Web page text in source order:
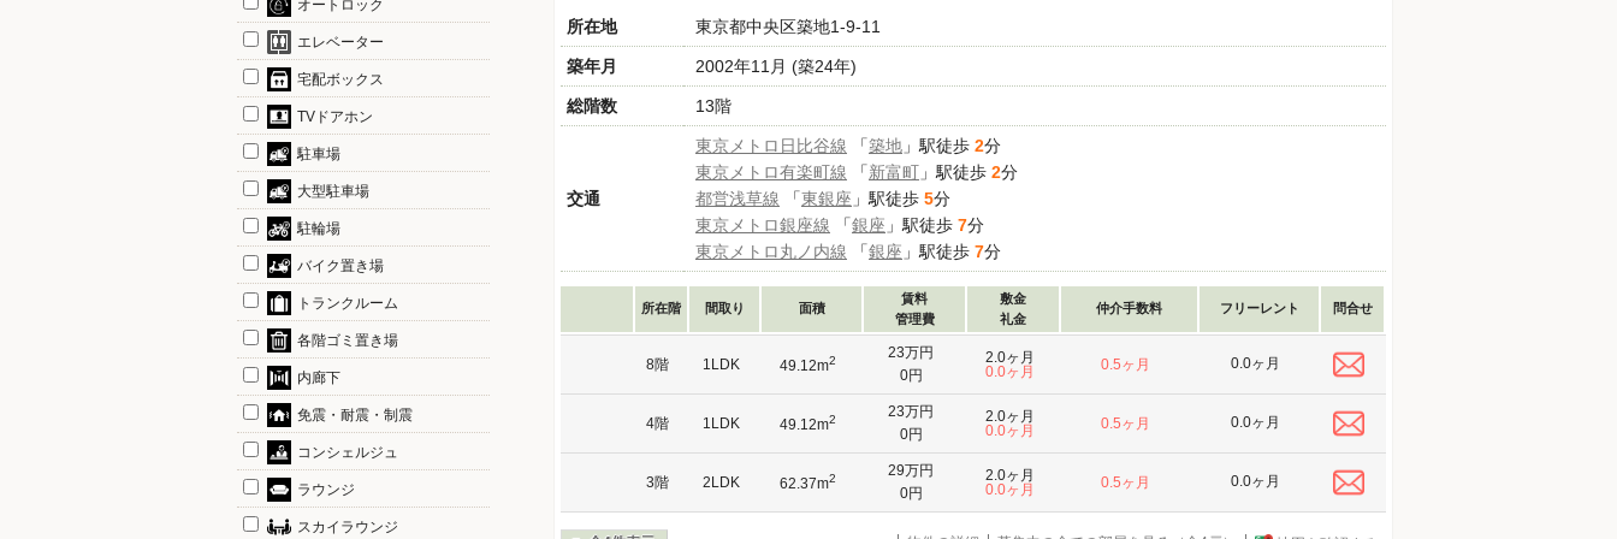
所在地 東京都中央区築地1-9-11
築年月 2002年11月 (築24年)
総階数 13階
交通
東京メトロ日比谷線 「築地 」駅徒歩 2分
東京メトロ有楽町線 「新富町 」駅徒歩 2分
都営浅草線 「東銀座 」駅徒歩 5分
東京メトロ銀座線 「銀座 」駅徒歩 7分
東京メトロ丸ノ内線 「銀座 」駅徒歩 7分
所在階 間取り 面積
賃料
管理費
敷金
礼金
仲介手数料 フリーレント 問合せ
23万円
0円
2.0ヶ月
0.0ヶ月
0.5ヶ月 0.0ヶ月
8階 1LDK 49.12m2
23万円
0円
2.0ヶ月
0.0ヶ月
0.5ヶ月 0.0ヶ月
4階 1LDK 49.12m2
29万円
0円
2.0ヶ月
0.0ヶ月
0.5ヶ月 0.0ヶ月
3階 2LDK 62.37m2
オートロック
エレベーター
宅配ボックス
TVドアホン
駐車場
大型駐車場
駐輪場
バイク置き場
トランクルーム
各階ゴミ置き場
内廊下
免震・耐震・制震
コンシェルジュ
ラウンジ
スカイラウンジ